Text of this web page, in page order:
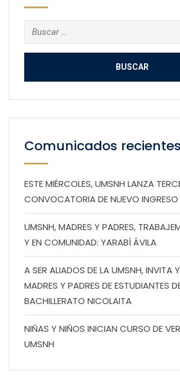
Buscar:
Comunicados recientes
ESTE MIÉRCOLES, UMSNH LANZA
CONVOCATORIA DE NUEVO INGRESO
UMSNH, MADRES Y PADRES,
Y EN COMUNIDAD: YARABÍ ÁVILA
A SER ALIADOS DE LA UMSNH, INVITA
MADRES Y PADRES DE ESTUDIANTES
BACHILLERATO NICOLAITA
NIÑAS Y NIÑOS INICIAN CURSO DE
UMSNH